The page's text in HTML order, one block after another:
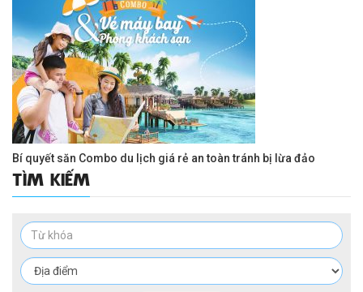
Bí quyết săn Combo du lịch giá rẻ an toàn tránh bị lừa đảo
TÌM KIẾM